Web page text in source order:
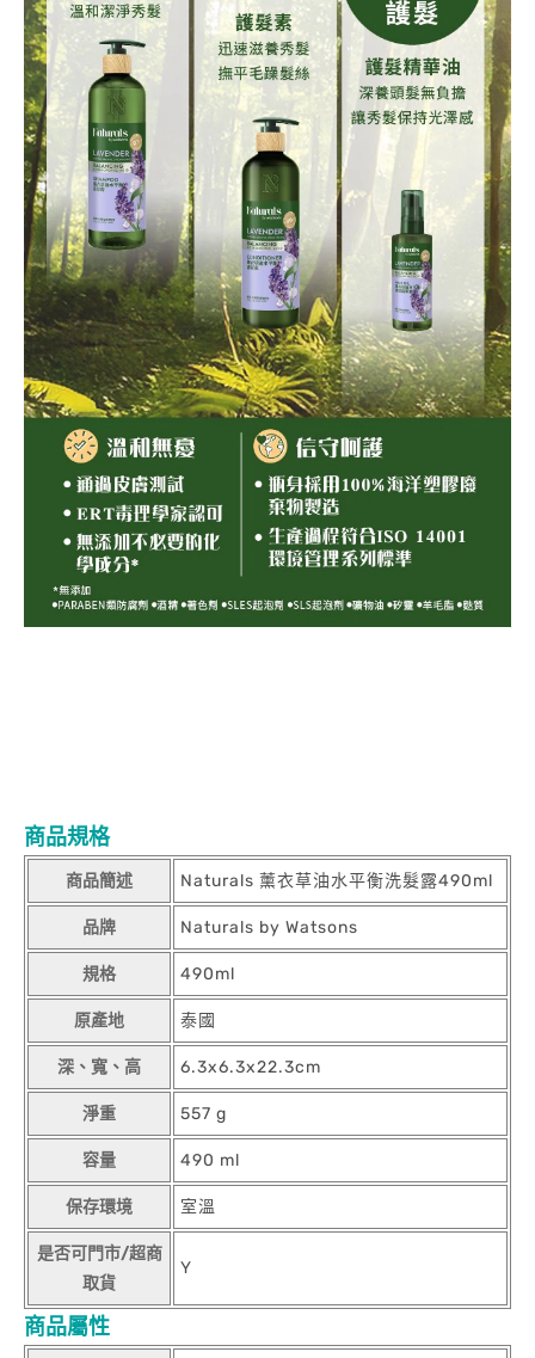
商品規格
商品簡述 Naturals 薰衣草油水平衡洗髮露490ml
品牌 Naturals by Watsons
規格 490ml
原產地 泰國
深、寬、高 6.3x6.3x22.3cm
淨重 557 g
容量 490 ml
保存環境 室溫
是否可門市/超商
取貨
Y
商品屬性